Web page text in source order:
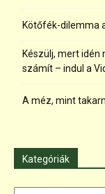
Kötőfék-dilemma
Készülj, mert
számít – indul a
A méz, mint
Kategóriák
Kategóriák